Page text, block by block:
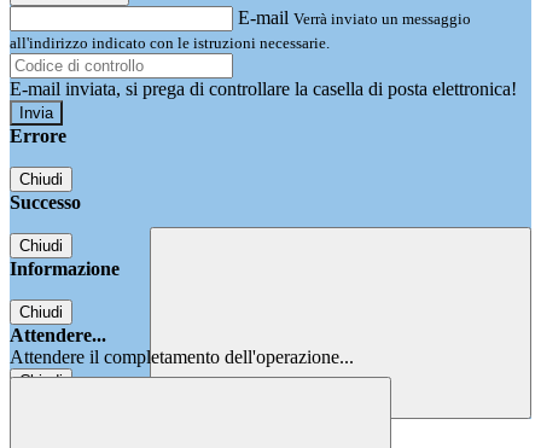
E-mail Verrà inviato un messaggio
all'indirizzo indicato con le istruzioni necessarie.
E-mail inviata, si prega di controllare la casella di posta elettronica!
Errore
Chiudi
Successo
Chiudi
Informazione
Chiudi
Attendere...
Attendere il completamento dell'operazione...
Chiudi